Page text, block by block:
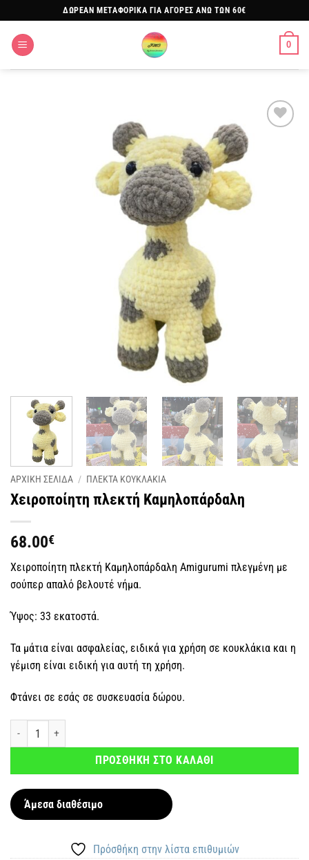
στο
περιεχόμενο
ΔΩΡΕΑΝ ΜΕΤΑΦΟΡΙΚΑ ΓΙΑ ΑΓΟΡΕΣ ΑΝΩ ΤΩΝ 60€
0
ΑΡΧΙΚΗ ΣΕΛΙΔΑ / ΠΛΕΚΤΑ KΟΥΚΛΑΚΙΑ
Χειροποίητη πλεκτή Καμηλοπάρδαλη
68.00€
Χειροποίητη πλεκτή Καμηλοπάρδαλη Amigurumi πλεγμένη με
σούπερ απαλό βελουτέ νήμα.
Ύψος: 33 εκατοστά.
Τα μάτια είναι ασφαλείας, ειδικά για χρήση σε κουκλάκια και η
γέμιση είναι ειδική για αυτή τη χρήση.
Φτάνει σε εσάς σε συσκευασία δώρου.
Χειροποίητη πλεκτή Καμηλοπάρδαλη ποσότητα
ΠΡΟΣΘΗΚΗ ΣΤΟ ΚΑΛΑΘΙ
Άμεσα διαθέσιμο
Πρόσθήκη στην λίστα επιθυμιών